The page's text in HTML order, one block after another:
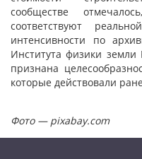
сообществе
соответствуют
интенсивности по
Института физики земли
признана
которые действовали
Фото — pixabay.com